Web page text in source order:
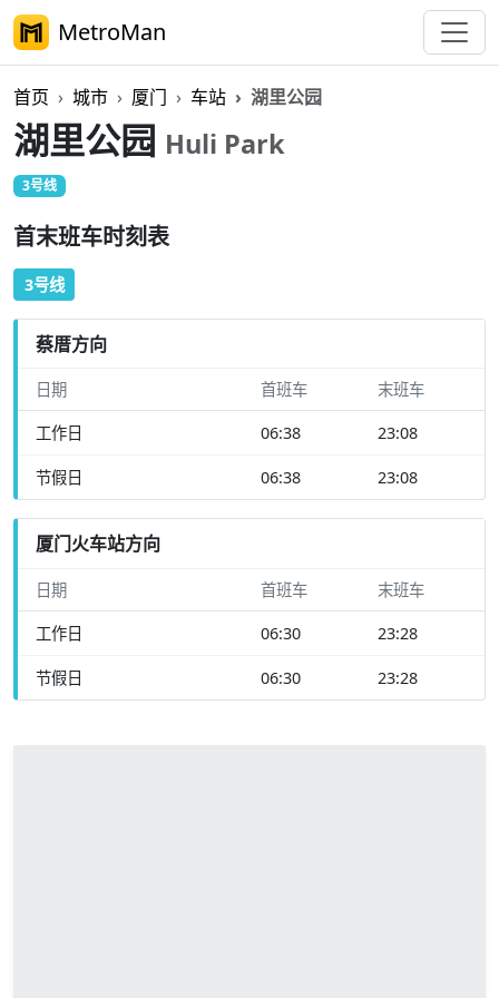
MetroMan
首页 城市 厦门 车站 湖里公园
湖里公园 Huli Park
3号线
首末班车时刻表
3号线
蔡厝方向
日期 首班车 末班车
工作日 06:38 23:08
节假日 06:38 23:08
厦门火车站方向
日期 首班车 末班车
工作日 06:30 23:28
节假日 06:30 23:28